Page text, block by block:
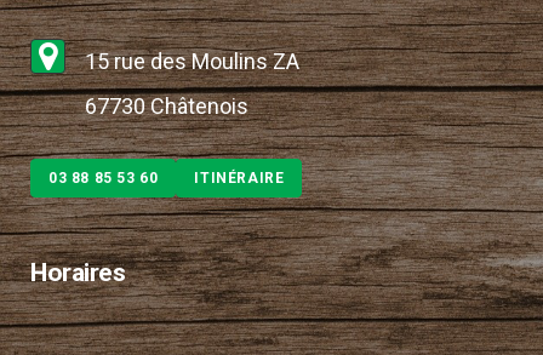
15 rue des Moulins ZA
67730 Châtenois
03 88 85 53 60 ITINÉRAIRE
Horaires